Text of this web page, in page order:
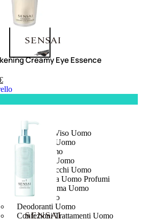
Detergente Viso Uomo
Dopobarba Uomo
Antieta Uomo
Anticaduta Uomo
Contorno Occhi Uomo
Bagnodoccia Uomo Profumi
Docciaschiuma Uomo
Corpo Uomo
Deodoranti Uomo
Confezioni Trattamenti Uomo
Creamy Eye Essence